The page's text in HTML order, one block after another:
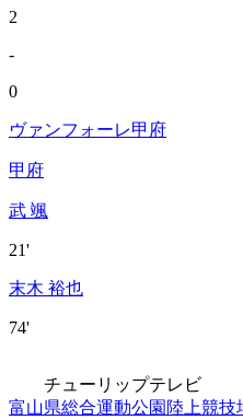
2
-
0
ヴァンフォーレ甲府
甲府
武 颯
21'
末木 裕也
74'
チューリップテレビ
富山県総合運動公園陸上競技